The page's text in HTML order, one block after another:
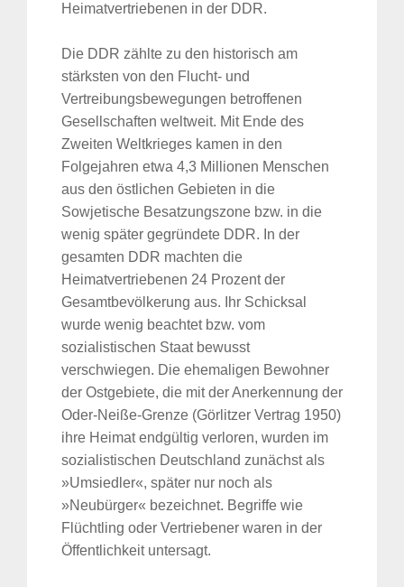
Heimatvertriebenen in der DDR.
Die DDR zählte zu den historisch am
stärksten von den Flucht- und
Vertreibungsbewegungen betroffenen
Gesellschaften weltweit. Mit Ende des
Zweiten Weltkrieges kamen in den
Folgejahren etwa 4,3 Millionen Menschen
aus den östlichen Gebieten in die
Sowjetische Besatzungszone bzw. in die
wenig später gegründete DDR. In der
gesamten DDR machten die
Heimatvertriebenen 24 Prozent der
Gesamtbevölkerung aus. Ihr Schicksal
wurde wenig beachtet bzw. vom
sozialistischen Staat bewusst
verschwiegen. Die ehemaligen Bewohner
der Ostgebiete, die mit der Anerkennung der
Oder-Neiße-Grenze (Görlitzer Vertrag 1950)
ihre Heimat endgültig verloren, wurden im
sozialistischen Deutschland zunächst als
»Umsiedler«, später nur noch als
»Neubürger« bezeichnet. Begriffe wie
Flüchtling oder Vertriebener waren in der
Öffentlichkeit untersagt.